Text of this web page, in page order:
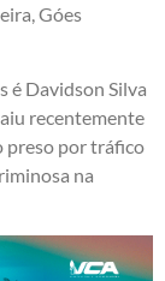
Góes
é Davidson Silva
recentemente
preso por tráfico
na